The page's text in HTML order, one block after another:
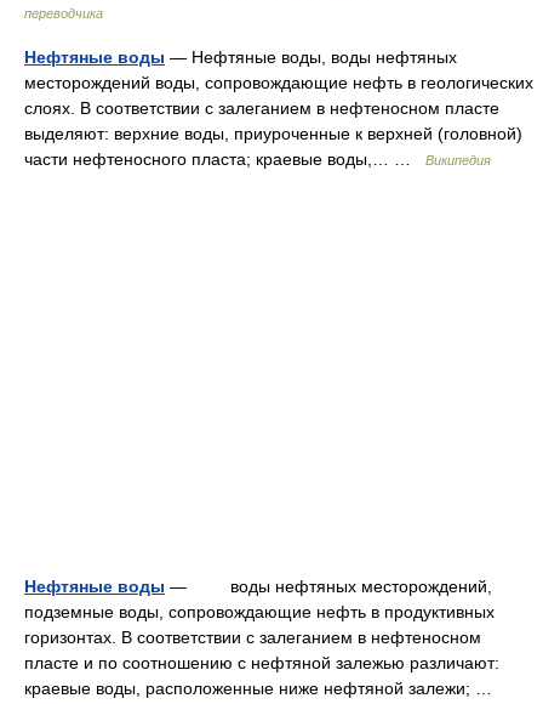
переводчика
Нефтяные воды — Нефтяные воды, воды нефтяных
месторождений воды, сопровождающие нефть в геологических
слоях. В соответствии с залеганием в нефтеносном пласте
выделяют: верхние воды, приуроченные к верхней (головной)
части нефтеносного пласта; краевые воды,… …
Википедия
Нефтяные воды — воды нефтяных месторождений,
подземные воды, сопровождающие нефть в продуктивных
горизонтах. В соответствии с залеганием в нефтеносном
пласте и по соотношению с нефтяной залежью различают:
краевые воды, расположенные ниже нефтяной залежи; …